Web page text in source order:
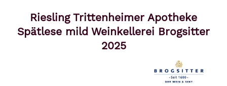
Riesling Trittenheimer Apotheke
Spätlese mild Weinkellerei Brogsitter
2025